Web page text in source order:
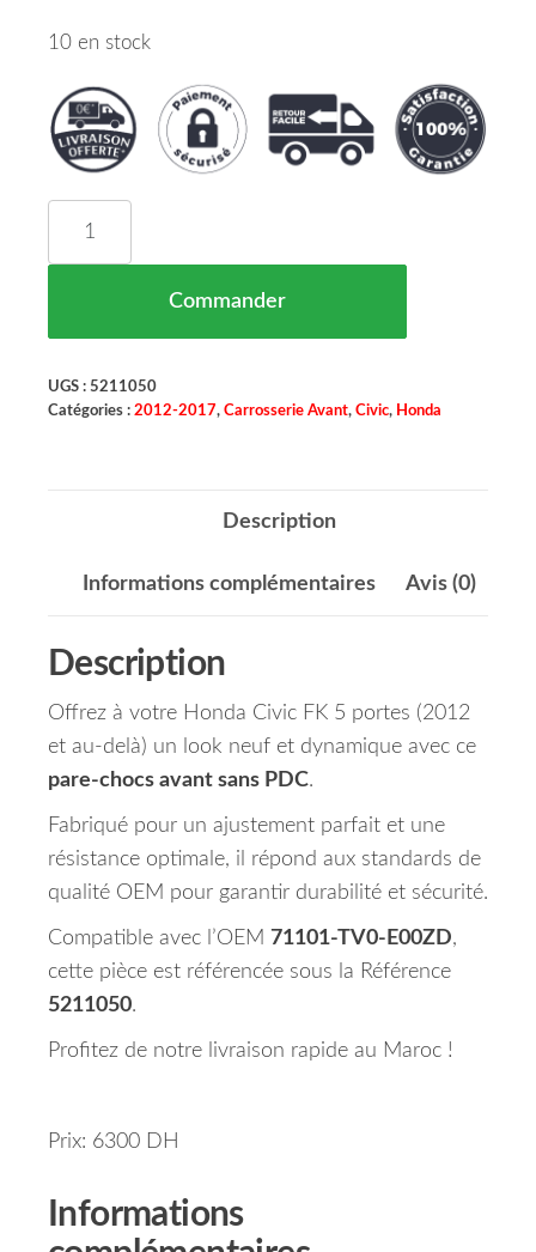
10 en stock
Commander
UGS : 5211050
Catégories : 2012-2017, Carrosserie Avant, Civic, Honda
Description
Informations complémentaires Avis (0)
Description
Offrez à votre Honda Civic FK 5 portes (2012
et au-delà) un look neuf et dynamique avec ce
pare-chocs avant sans PDC.
Fabriqué pour un ajustement parfait et une
résistance optimale, il répond aux standards de
qualité OEM pour garantir durabilité et sécurité.
Compatible avec l’OEM 71101-TV0-E00ZD,
cette pièce est référencée sous la Référence
5211050.
Profitez de notre livraison rapide au Maroc !
Prix: 6300 DH
Informations